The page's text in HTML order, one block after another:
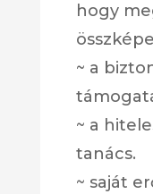
hogy
~ a
~ a
tanács.
~ saját